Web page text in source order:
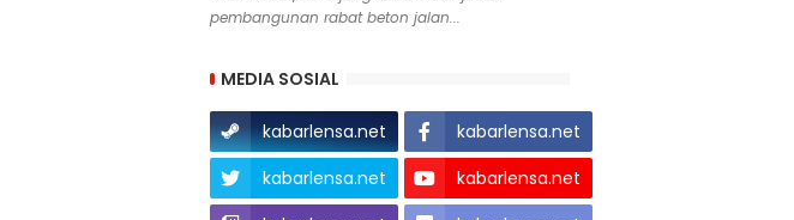
pembangunan rabat beton jalan...
MEDIA SOSIAL
kabarlensa.net
kabarlensa.net
kabarlensa.net
kabarlensa.net